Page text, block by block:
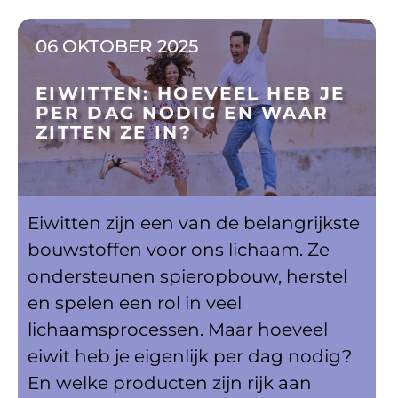
06 OKTOBER 2025
EIWITTEN: HOEVEEL HEB JE
PER DAG NODIG EN WAAR
ZITTEN ZE IN?
Eiwitten zijn een van de belangrijkste
bouwstoffen voor ons lichaam. Ze
ondersteunen spieropbouw, herstel
en spelen een rol in veel
lichaamsprocessen. Maar hoeveel
eiwit heb je eigenlijk per dag nodig?
En welke producten zijn rijk aan